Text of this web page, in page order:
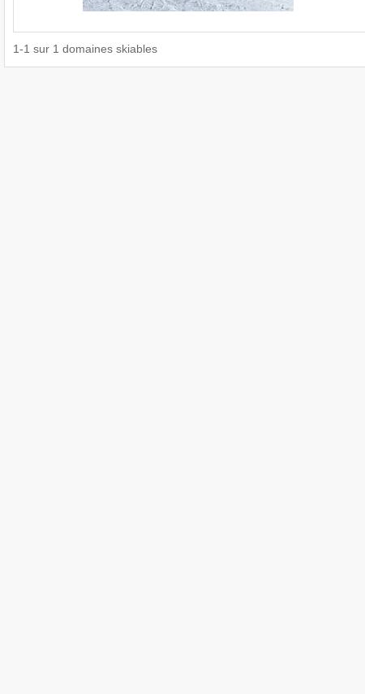
1-1 sur 1 domaines skiables